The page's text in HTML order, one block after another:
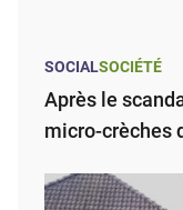
SOCIALSOCIÉTÉ
Après le
micro-crèches